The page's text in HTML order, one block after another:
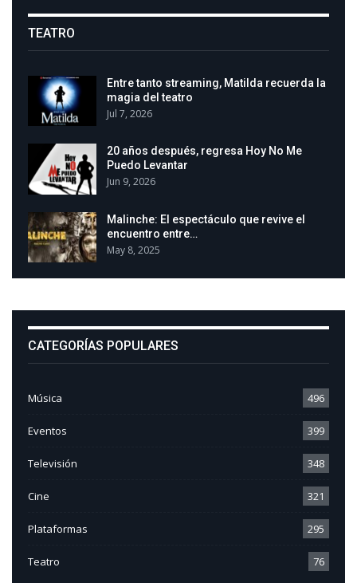
TEATRO
Entre tanto streaming, Matilda recuerda la
magia del teatro
Jul 7, 2026
20 años después, regresa Hoy No Me
Puedo Levantar
Jun 9, 2026
Malinche: El espectáculo que revive el
encuentro entre…
May 8, 2025
CATEGORÍAS POPULARES
Música 496
Eventos 399
Televisión 348
Cine 321
Plataformas 295
Teatro 76